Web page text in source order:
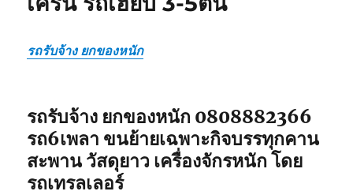
0800628488
เครน
3-
5ตัน
รถรับจ้าง ยกของหนัก
รถรับจ้าง ยกของหนัก 0808882366
รถ6เพลา ขนย้ายเฉพาะกิจบรรทุกคาน
สะพาน วัสดุยาว เครื่องจักรหนัก โดย
รถเทรลเลอร์